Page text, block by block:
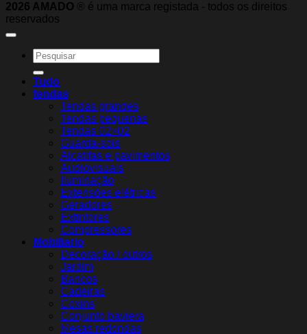
2026 AMADO ® é uma marca registada - todos os direitos
reservados
Search
for:
Tudo
tendas
Tendas grandes
Tendas pequenas
Tendas 02×02
Guarda-sois
Alcatifas e pavimentos
Audiovisuais
Iluminação
Extensões elétricas
Geradores
Extintores
Compressores
Mobiliario
Decoração / outros
Jardim
Bancos
Cadeiras
Coxins
Conjunto baviera
Mesas redondas